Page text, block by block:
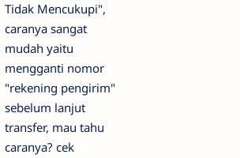
Tidak Mencukupi",
caranya sangat
mudah yaitu
mengganti nomor
"rekening pengirim"
sebelum lanjut
transfer, mau tahu
caranya? cek